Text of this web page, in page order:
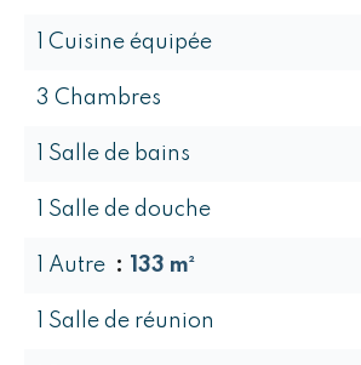
1 Cuisine équipée
3 Chambres
1 Salle de bains
1 Salle de douche
1 Autre 133 m²
1 Salle de réunion